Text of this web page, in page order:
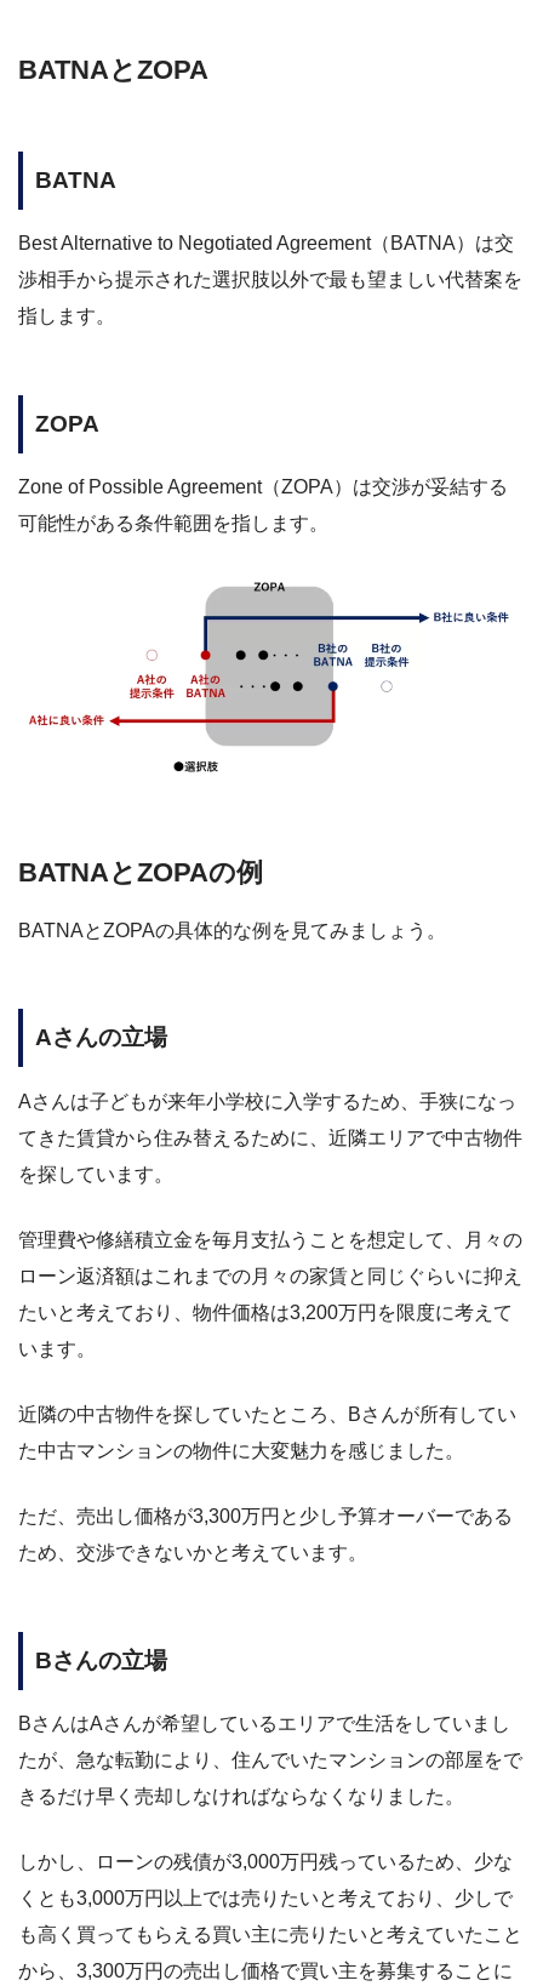
BATNAとZOPA
BATNA
Best Alternative to Negotiated Agreement（BATNA）は交
渉相手から提示された選択肢以外で最も望ましい代替案を
指します。
ZOPA
Zone of Possible Agreement（ZOPA）は交渉が妥結する
可能性がある条件範囲を指します。
BATNAとZOPAの例
BATNAとZOPAの具体的な例を見てみましょう。
Aさんの立場
Aさんは子どもが来年小学校に入学するため、手狭になっ
てきた賃貸から住み替えるために、近隣エリアで中古物件
を探しています。
管理費や修繕積立金を毎月支払うことを想定して、月々の
ローン返済額はこれまでの月々の家賃と同じぐらいに抑え
たいと考えており、物件価格は3,200万円を限度に考えて
います。
近隣の中古物件を探していたところ、Bさんが所有してい
た中古マンションの物件に大変魅力を感じました。
ただ、売出し価格が3,300万円と少し予算オーバーである
ため、交渉できないかと考えています。
Bさんの立場
BさんはAさんが希望しているエリアで生活をしていまし
たが、急な転勤により、住んでいたマンションの部屋をで
きるだけ早く売却しなければならなくなりました。
しかし、ローンの残債が3,000万円残っているため、少な
くとも3,000万円以上では売りたいと考えており、少しで
も高く買ってもらえる買い主に売りたいと考えていたこと
から、3,300万円の売出し価格で買い主を募集することに